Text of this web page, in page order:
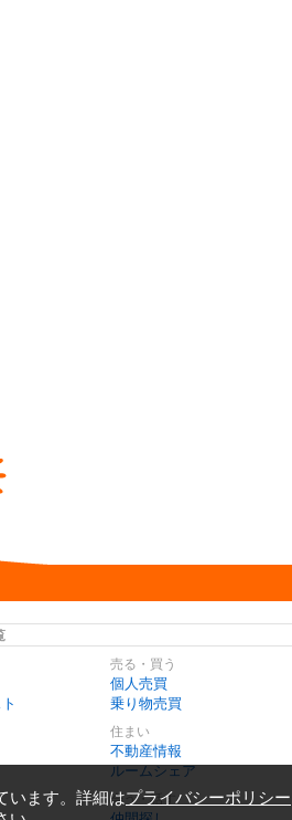
売る・買う
個人売買
乗り物売買
住まい
不動産情報
ルームシェア
会う・話す
います。詳細はプライバシーポリシー